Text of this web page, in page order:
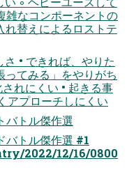
雑なコンポーネントの
れ替えによるロストテ
• できれば、やりた
ってみる」をやりがち
れにくい • 起きる事
アプローチしにくい
トル傑作選
トル傑作選 #1
2022/12/16/0800